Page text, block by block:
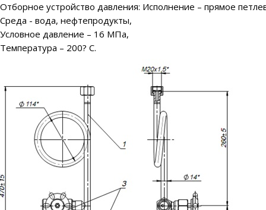
Отборное устройство давления: Исполнение – прямое
Среда - вода, нефтепродукты,
Условное давление – 16 МПа,
Температура – 200? С.